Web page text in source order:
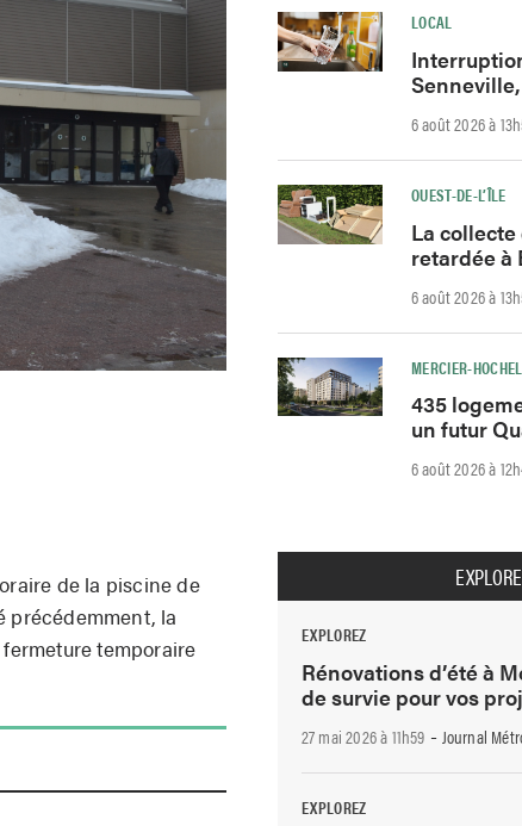
de la piscine de
précédemment, la
temporaire
LOCAL
6 août 2026 à
OUEST-DE-L’ÎLE
La
retardée à
6 août 2026 à
MERCIER-
435
un futur
6 août 2026 à
EXPLOREZ
Rénovations d’été à
de survie pour vos
27 mai 2026 à 11h59 - Journal
EXPLOREZ